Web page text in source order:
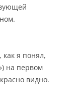
как я понял,
на первом
видно.